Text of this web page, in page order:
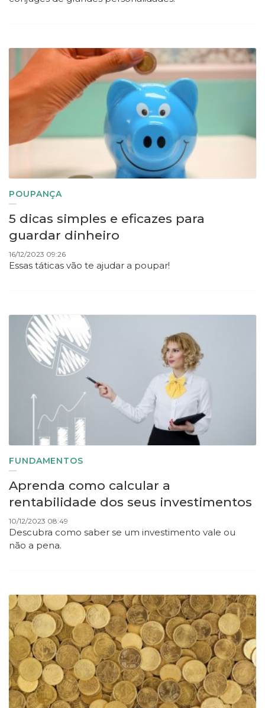
POUPANÇA
5 dicas simples e eficazes para
guardar dinheiro
16/12/2023 09:26
Essas táticas vão te ajudar a poupar!
FUNDAMENTOS
Aprenda como calcular a
rentabilidade dos seus investimentos
10/12/2023 08:49
Descubra como saber se um investimento vale ou
não a pena.